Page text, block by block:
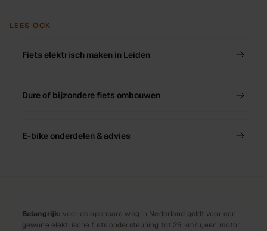
LEES OOK
Fiets elektrisch maken in Leiden
Dure of bijzondere fiets ombouwen
E-bike onderdelen & advies
Belangrijk: voor de openbare weg in Nederland geldt voor een
gewone elektrische fiets ondersteuning tot 25 km/u, een motor